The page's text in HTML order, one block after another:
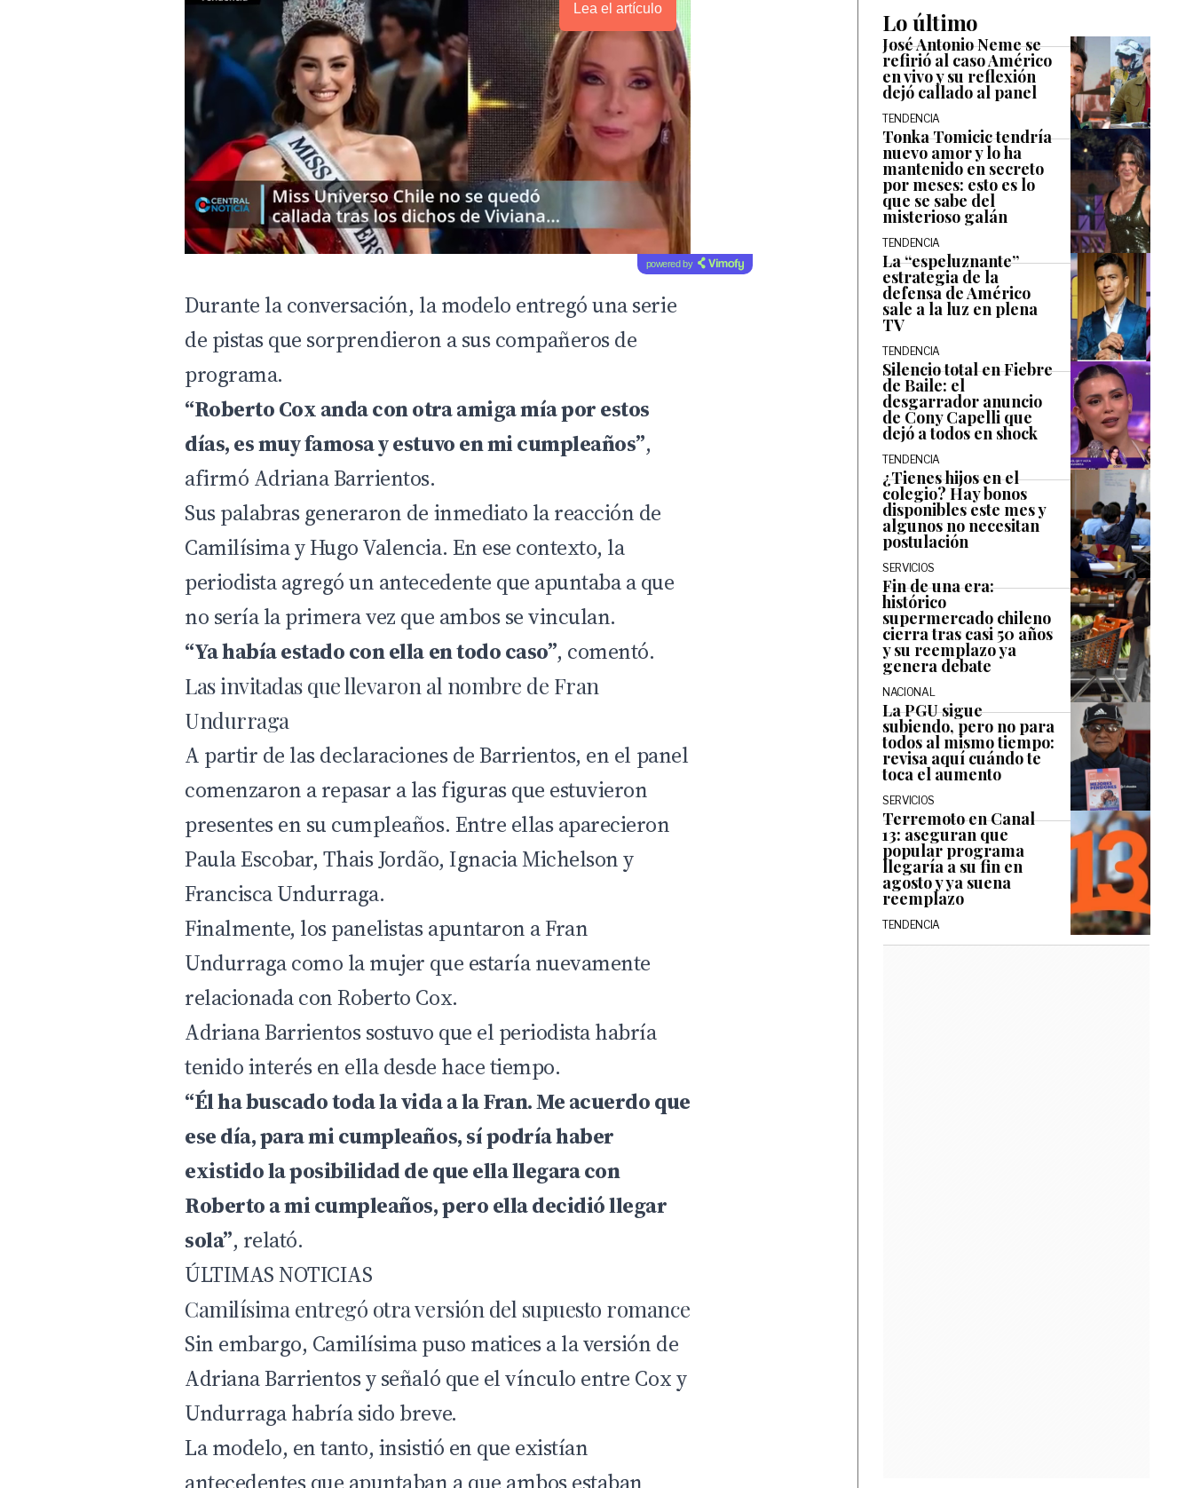
Lea el artículo
powered by
Durante la conversación, la modelo entregó una serie
de pistas que sorprendieron a sus compañeros de
programa.
“Roberto Cox anda con otra amiga mía por estos
días, es muy famosa y estuvo en mi cumpleaños”,
afirmó Adriana Barrientos.
Sus palabras generaron de inmediato la reacción de
Camilísima y Hugo Valencia. En ese contexto, la
periodista agregó un antecedente que apuntaba a que
no sería la primera vez que ambos se vinculan.
“Ya había estado con ella en todo caso”, comentó.
Las invitadas que llevaron al nombre de Fran
Undurraga
A partir de las declaraciones de Barrientos, en el panel
comenzaron a repasar a las figuras que estuvieron
presentes en su cumpleaños. Entre ellas aparecieron
Paula Escobar, Thais Jordão, Ignacia Michelson y
Francisca Undurraga.
Finalmente, los panelistas apuntaron a Fran
Undurraga como la mujer que estaría nuevamente
relacionada con Roberto Cox.
Adriana Barrientos sostuvo que el periodista habría
tenido interés en ella desde hace tiempo.
“Él ha buscado toda la vida a la Fran. Me acuerdo que
ese día, para mi cumpleaños, sí podría haber
existido la posibilidad de que ella llegara con
Roberto a mi cumpleaños, pero ella decidió llegar
sola”, relató.
ÚLTIMAS NOTICIAS
Camilísima entregó otra versión del supuesto romance
Sin embargo, Camilísima puso matices a la versión de
Adriana Barrientos y señaló que el vínculo entre Cox y
Undurraga habría sido breve.
La modelo, en tanto, insistió en que existían
antecedentes que apuntaban a que ambos estaban
Lo último
José Antonio Neme se
refirió al caso Américo
en vivo y su reflexión
dejó callado al panel
TENDENCIA
Tonka Tomicic tendría
nuevo amor y lo ha
mantenido en secreto
por meses: esto es lo
que se sabe del
misterioso galán
TENDENCIA
La “espeluznante”
estrategia de la
defensa de Américo
sale a la luz en plena
TV
TENDENCIA
Silencio total en Fiebre
de Baile: el
desgarrador anuncio
de Cony Capelli que
dejó a todos en shock
TENDENCIA
¿Tienes hijos en el
colegio? Hay bonos
disponibles este mes y
algunos no necesitan
postulación
SERVICIOS
Fin de una era:
histórico
supermercado chileno
cierra tras casi 50 años
y su reemplazo ya
genera debate
NACIONAL
La PGU sigue
subiendo, pero no para
todos al mismo tiempo:
revisa aquí cuándo te
toca el aumento
SERVICIOS
Terremoto en Canal
13: aseguran que
popular programa
llegaría a su fin en
agosto y ya suena
reemplazo
TENDENCIA